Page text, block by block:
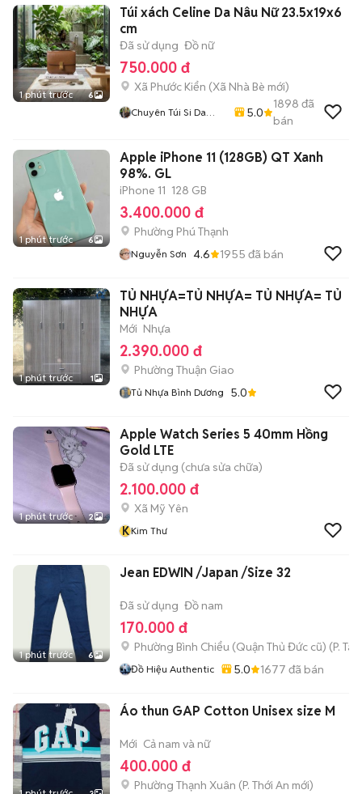
1 phút trước 6
Túi xách Celine Da Nâu Nữ 23.5x19x6
cm
Đã sử dụng Đồ nữ
750.000 đ
Xã Phước Kiển (Xã Nhà Bè mới)
Chuyên Túi Si Da
5.0
1898 đã
bán
1 phút trước 6
Apple iPhone 11 (128GB) QT Xanh
98%. GL
iPhone 11 128 GB
3.400.000 đ
Phường Phú Thạnh
Nguyễn Sơn 4.6 1955 đã bán
1 phút trước 1
TỦ NHỰA=TỦ NHỰA= TỦ NHỰA= TỦ
NHỰA
Mới Nhựa
2.390.000 đ
Phường Thuận Giao
Tủ Nhựa Bình Dương 5.0
1 phút trước 2
Apple Watch Series 5 40mm Hồng
Gold LTE
Đã sử dụng (chưa sửa chữa)
2.100.000 đ
Xã Mỹ Yên
KKim Thư
1 phút trước 6
Jean EDWIN /Japan /Size 32
Đã sử dụng Đồ nam
170.000 đ
Phường Bình Chiểu (Quận Thủ Đức cũ) (P.
Đồ Hiệu Authentic 5.0 1677 đã bán
Áo thun GAP Cotton Unisex size M
Mới Cả nam và nữ
400.000 đ
Phường Thạnh Xuân (P. Thới An mới)